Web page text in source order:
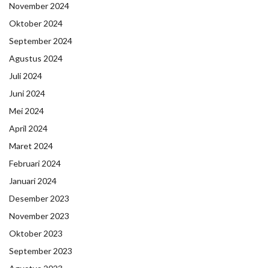
November 2024
Oktober 2024
September 2024
Agustus 2024
Juli 2024
Juni 2024
Mei 2024
April 2024
Maret 2024
Februari 2024
Januari 2024
Desember 2023
November 2023
Oktober 2023
September 2023